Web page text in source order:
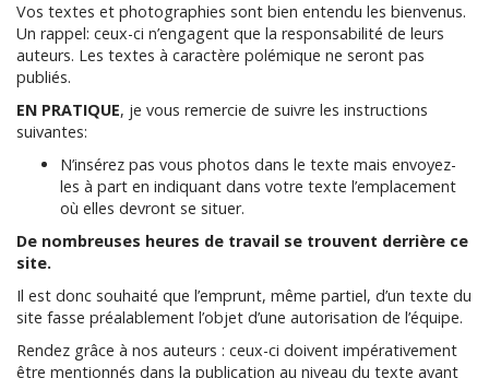
Vos textes et photographies sont bien entendu les bienvenus.
Un rappel: ceux-ci n’engagent que la responsabilité de leurs
auteurs. Les textes à caractère polémique ne seront pas
publiés.
EN PRATIQUE, je vous remercie de suivre les instructions
suivantes:
N’insérez pas vous photos dans le texte mais envoyez-
les à part en indiquant dans votre texte l’emplacement
où elles devront se situer.
De nombreuses heures de travail se trouvent derrière ce
site.
Il est donc souhaité que l’emprunt, même partiel, d’un texte du
site fasse préalablement l’objet d’une autorisation de l’équipe.
Rendez grâce à nos auteurs : ceux-ci doivent impérativement
être mentionnés dans la publication au niveau du texte ayant